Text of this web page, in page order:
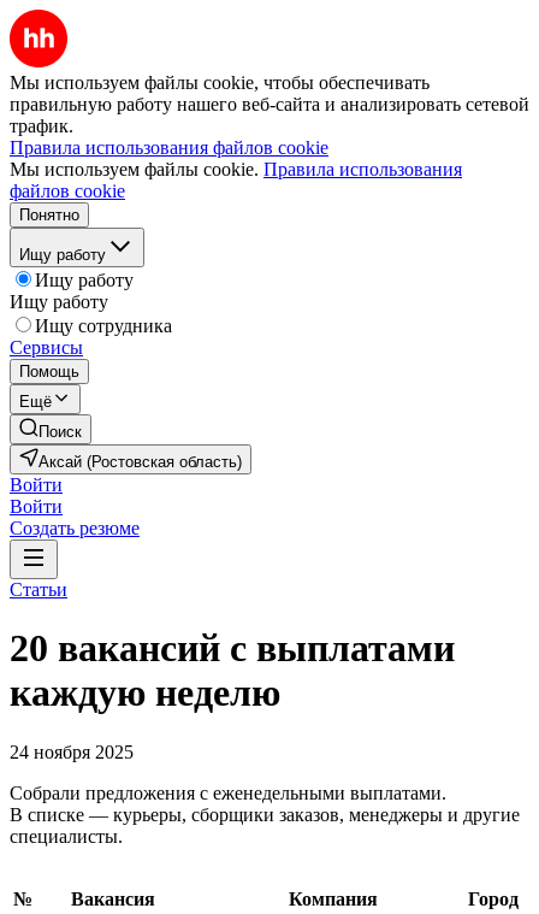
Мы используем файлы cookie, чтобы обеспечивать
правильную работу нашего веб-сайта и анализировать сетевой
трафик.
Правила использования файлов cookie
Мы используем файлы cookie. Правила использования
файлов cookie
Понятно
Ищу работу
Ищу работу
Ищу работу
Ищу сотрудника
Сервисы
Помощь
Ещё
Поиск
Аксай (Ростовская область)
Войти
Войти
Создать резюме
Статьи
20 вакансий с выплатами
каждую неделю
24 ноября 2025
Собрали предложения с еженедельными выплатами.
В списке — курьеры, сборщики заказов, менеджеры и другие
специалисты.
№ Вакансия Компания Город